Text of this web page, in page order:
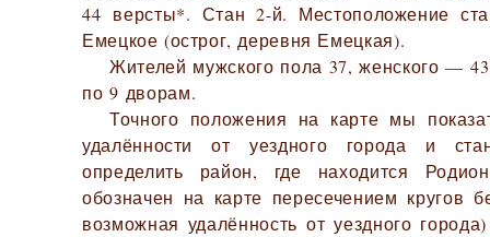
44 версты*. Стан 2-й. Местоположение
Емецкое (острог, деревня Емецкая).
Жителей мужского пола 37, женского —
по 9 дворам.
Точного положения на карте мы
удалённости от уездного города и
определить район, где находится
обозначен на карте пересечением кругов
возможная удалённость от уездного